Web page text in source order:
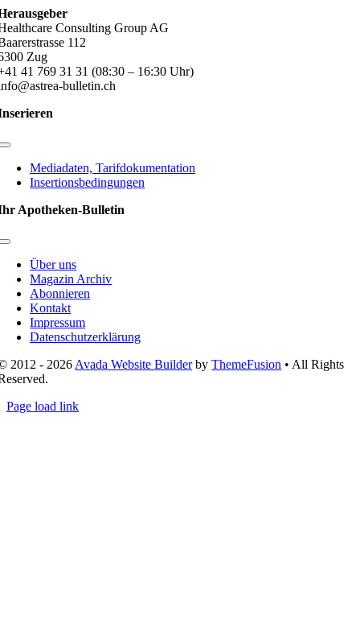
Consulting Group AG
112
Zug
41 769 31 31 (08:30 – 16:30 Uhr)
bulletin.ch
Toggle
NavigationMediadaten, Tarifdokumentation
Insertionsbedingungen
Apotheken-Bulletin
Toggle
NavigationÜber uns
Magazin Archiv
Abonnieren
Kontakt
Impressum
Datenschutzerklärung
2012 - 2026 Avada Website BuilderbyThemeFusion • All Rights
Page load link